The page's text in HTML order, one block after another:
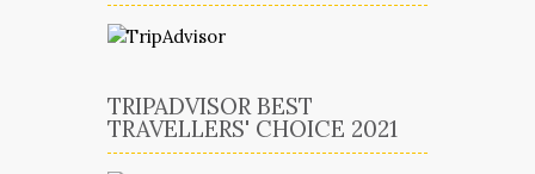
TRIPADVISOR BEST
TRAVELLERS' CHOICE 2021